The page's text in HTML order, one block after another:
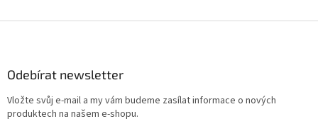
l
p
Odebírat newsletter
Vložte svůj e-mail a my vám budeme zasílat informace o nových
produktech na našem e-shopu.